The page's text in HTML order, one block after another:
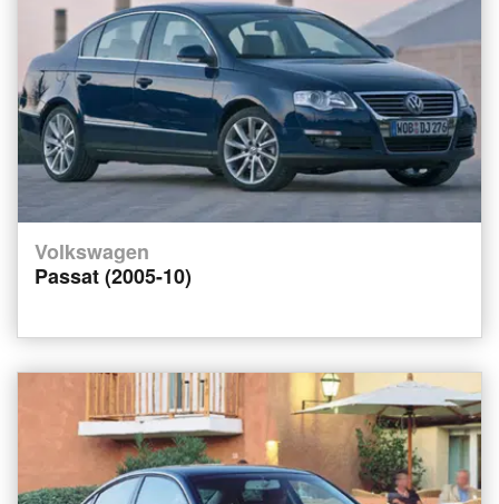
Volkswagen
Passat (2005-10)